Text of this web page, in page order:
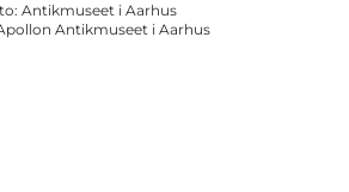
: Antikmuseet i Aarhus
Antikmuseet i Aarhus